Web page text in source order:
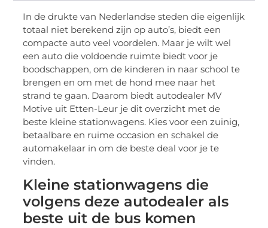
In de drukte van Nederlandse steden die eigenlijk
totaal niet berekend zijn op auto’s, biedt een
compacte auto veel voordelen. Maar je wilt wel
een auto die voldoende ruimte biedt voor je
boodschappen, om de kinderen in naar school te
brengen en om met de hond mee naar het
strand te gaan. Daarom biedt autodealer MV
Motive uit Etten-Leur je dit overzicht met de
beste kleine stationwagens. Kies voor een zuinig,
betaalbare en ruime occasion en schakel de
automakelaar in om de beste deal voor je te
vinden.
Kleine stationwagens die
volgens deze autodealer als
beste uit de bus komen